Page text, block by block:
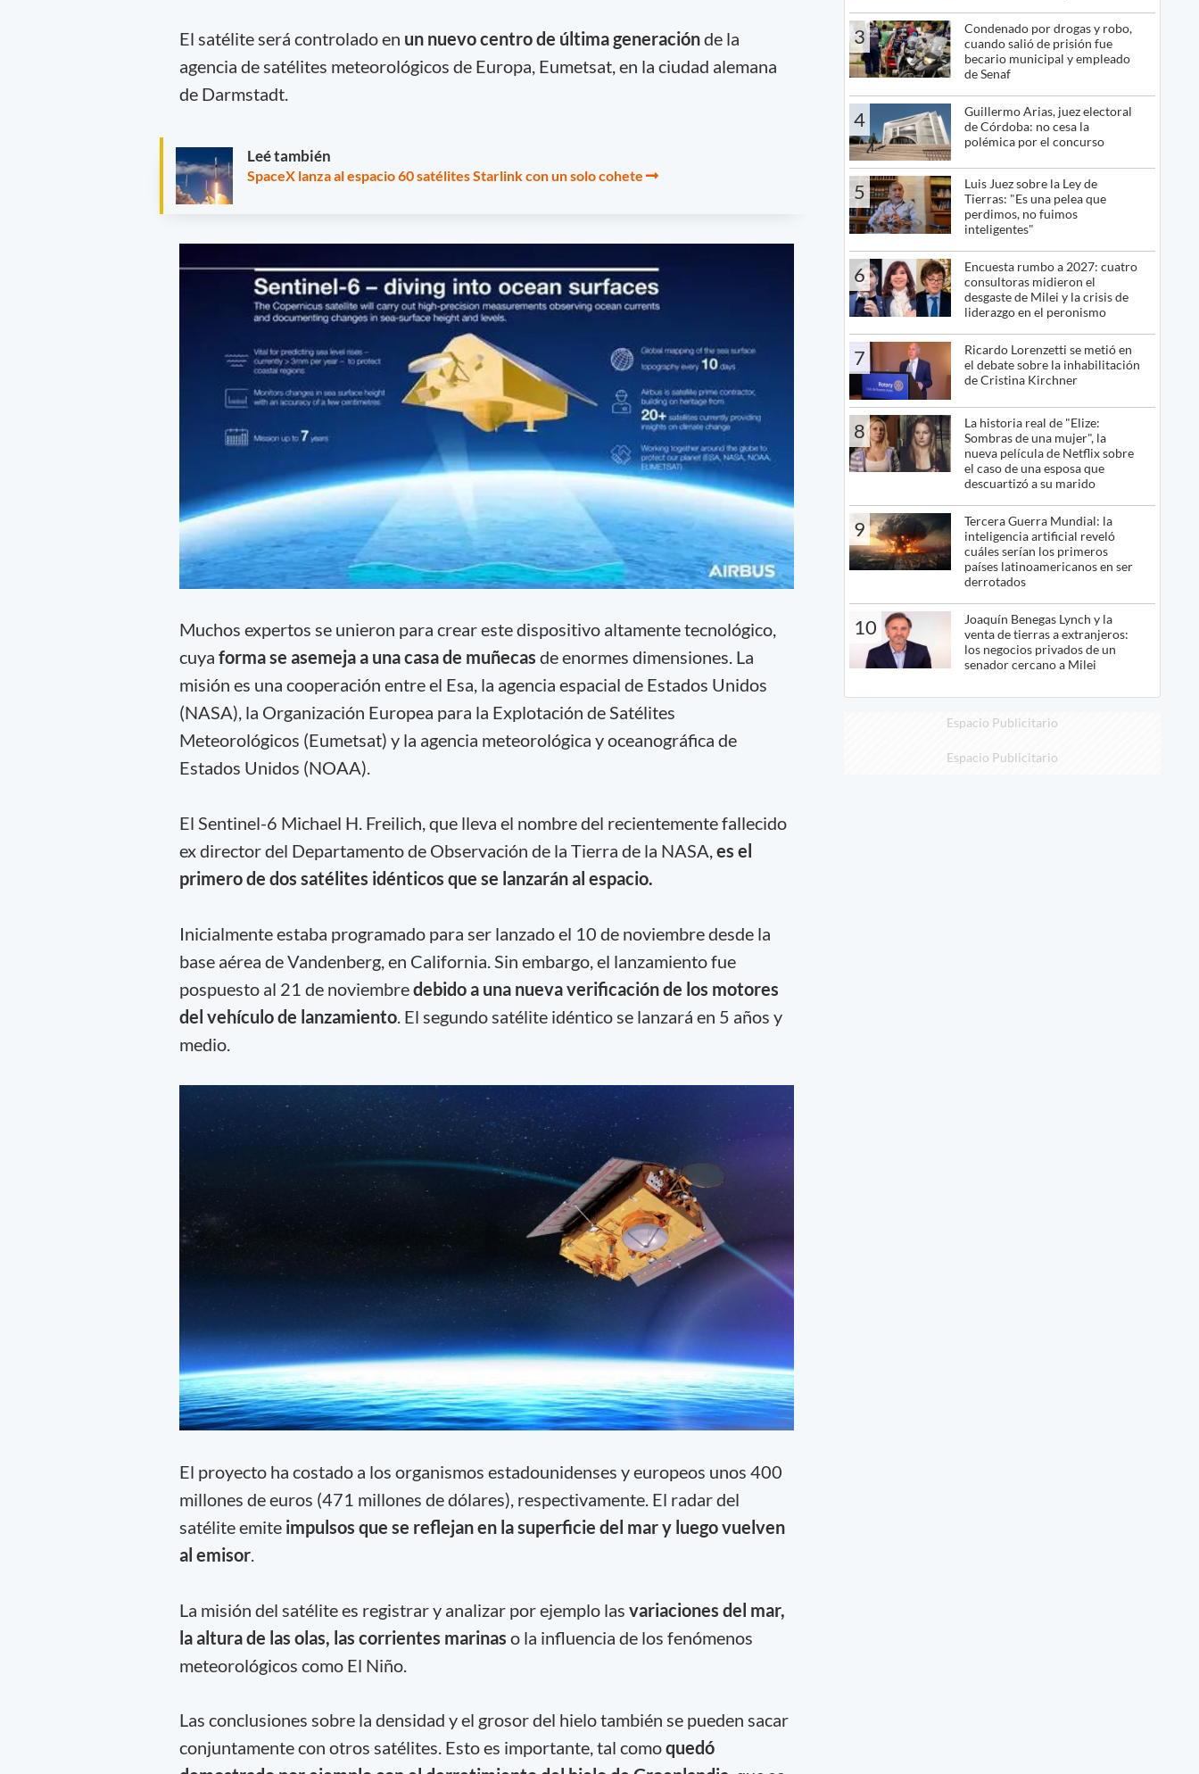
El satélite será controlado en un nuevo centro de última generaciónde la
agencia de satélites meteorológicos de Europa, Eumetsat, en la ciudad alemana
de Darmstadt.
Leé también
SpaceX lanza al espacio 60 satélites Starlink con un solo cohete
Muchos expertos se unieron para crear este dispositivo altamente tecnológico,
cuya forma se asemeja a una casa de muñecas de enormes dimensiones. La
misión es una cooperación entre el Esa, la agencia espacial de Estados Unidos
(NASA), la Organización Europea para la Explotación de Satélites
Meteorológicos (Eumetsat) y la agencia meteorológica y oceanográfica de
Estados Unidos (NOAA).
El Sentinel-6 Michael H. Freilich, que lleva el nombre del recientemente fallecido
ex director del Departamento de Observación de la Tierra de la NASA,es el
primero de dos satélites idénticos que se lanzarán al espacio.
Inicialmente estaba programado para ser lanzado el 10 de noviembre desde la
base aérea de Vandenberg, en California. Sin embargo, el lanzamiento fue
pospuesto al 21 de noviembredebido a una nueva verificación de los motores
del vehículo de lanzamiento. El segundo satélite idéntico se lanzará en 5 años y
medio.
El proyecto ha costado a los organismos estadounidenses y europeos unos 400
millones de euros (471 millones de dólares), respectivamente. El radar del
satélite emite impulsos que se reflejan en la superficie del mar y luego vuelven
al emisor.
La misión del satélite es registrar y analizar por ejemplo las variaciones del mar,
la altura de las olas, las corrientes marinas o la influencia de los fenómenos
meteorológicos como El Niño.
Las conclusiones sobre la densidad y el grosor del hielo también se pueden sacar
conjuntamente con otros satélites. Esto es importante, tal comoquedó
3
Condenado por drogas y robo,
cuando salió de prisión fue
becario municipal y empleado
de Senaf
4
Guillermo Arias, juez electoral
de Córdoba: no cesa la
polémica por el concurso
5
Luis Juez sobre la Ley de
Tierras: "Es una pelea que
perdimos, no fuimos
inteligentes"
6
Encuesta rumbo a 2027: cuatro
consultoras midieron el
desgaste de Milei y la crisis de
liderazgo en el peronismo
7
Ricardo Lorenzetti se metió en
el debate sobre la inhabilitación
de Cristina Kirchner
8
La historia real de "Elize:
Sombras de una mujer", la
nueva película de Netflix sobre
el caso de una esposa que
descuartizó a su marido
9
Tercera Guerra Mundial: la
inteligencia artificial reveló
cuáles serían los primeros
países latinoamericanos en ser
derrotados
10
Joaquín Benegas Lynch y la
venta de tierras a extranjeros:
los negocios privados de un
senador cercano a Milei
Espacio Publicitario
Espacio Publicitario